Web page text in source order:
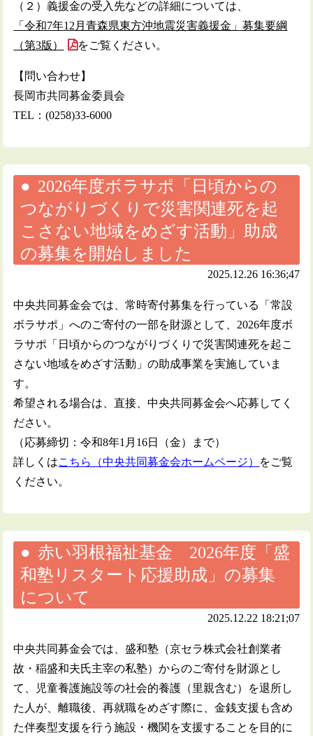
（２）義援金の受入先などの詳細については、
「令和7年12月青森県東方沖地震災害義援金」募集要綱
（第3版）
をご覧ください。
【問い合わせ】
長岡市共同募金委員会
TEL：(0258)33-6000
2026年度ボラサポ「日頃からの
つながりづくりで災害関連死を起
こさない地域をめざす活動」助成
の募集を開始しました
2025.12.26 16:36;47
中央共同募金会では、常時寄付募集を行っている「常設
ボラサポ」へのご寄付の一部を財源として、2026年度ボ
ラサポ「日頃からのつながりづくりで災害関連死を起こ
さない地域をめざす活動」の助成事業を実施していま
す。
希望される場合は、直接、中央共同募金会へ応募してく
ださい。
（応募締切：令和8年1月16日（金）まで）
詳しくはこちら（中央共同募金会ホームページ） をご覧
ください。
赤い羽根福祉基金 2026年度「盛
和塾リスタート応援助成」の募集
について
2025.12.22 18:21;07
中央共同募金会では、盛和塾（京セラ株式会社創業者
故・稲盛和夫氏主宰の私塾）からのご寄付を財源とし
て、児童養護施設等の社会的養護（里親含む）を退所し
た人が、離職後、再就職をめざす際に、金銭支援も含め
た伴奏型支援を行う施設・機関を支援することを目的に